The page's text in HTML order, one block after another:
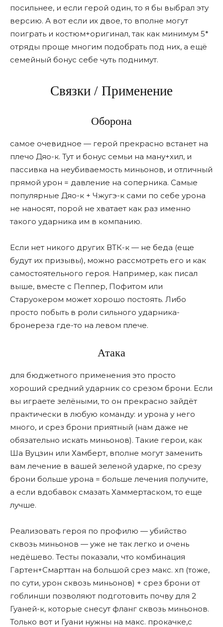
посильнее, и если герой один, то я бы выбрал эту
версию. А вот если их двое, то вполне могут
поиграть и костюм+оригинал, так как минимум 5*
отряды проще многим подобрать под них, а ещё
семейный бонус себе чуть поднимут.
Связки / Применение
Оборона
самое очевидное — герой прекрасно встанет на
плечо Дяо-к. Тут и бонус семьи на ману+хил, и
пассивка на неубиваемость миньонов, и отличный
прямой урон = давление на соперника. Самые
популярные Дяо-к + Чжугэ-к сами по себе урона
не наносят, порой не хватает как раз именно
такого ударника им в компанию.
Если нет никого других ВТК-к — не беда (еще
будут их призывы), можно рассмотреть его и как
самостоятельного героя. Например, как писал
выше, вместе с Пеппер, Пофитом или
Старуокером может хорошо постоять. Либо
просто побыть в роли сильного ударника-
бронереза где-то на левом плече.
Атака
для бюджетного применения это просто
хороший средний ударник со срезом брони. Если
вы играете зелёными, то он прекрасно зайдёт
практически в любую команду: и урона у него
много, и срез брони приятный (нам даже не
обязательно искать миньонов). Такие герои, как
Ша Вуцзин или Хамберт, вполне могут заменить
вам лечение в вашей зеленой ударке, по срезу
брони больше урона = больше лечения получите,
а если вдобавок смазать Хаммертаском, то еще
лучше.
Реализовать героя по профилю — убийство
сквозь миньонов — уже не так легко и очень
недёшево. Тесты показали, что комбинация
Гартен+Смарттан на большой срез макс. хп (тоже,
по сути, урон сквозь миньонов) + срез брони от
гоблинши позволяют подготовить почву для 2
Гуаней-к, которые снесут фланг сквозь миньонов.
Только вот и Гуани нужны на макс. прокачке,с